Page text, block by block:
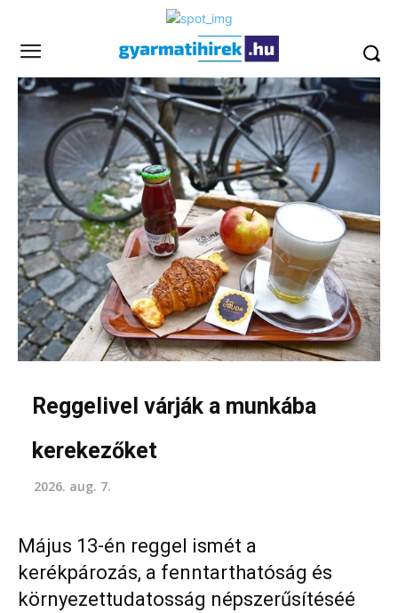
Reggelivel várják a munkába
kerekezőket
2026. aug. 7.
Május 13-én reggel ismét a
kerékpározás, a fenntarthatóság és
környezettudatosság népszerűsítéséé